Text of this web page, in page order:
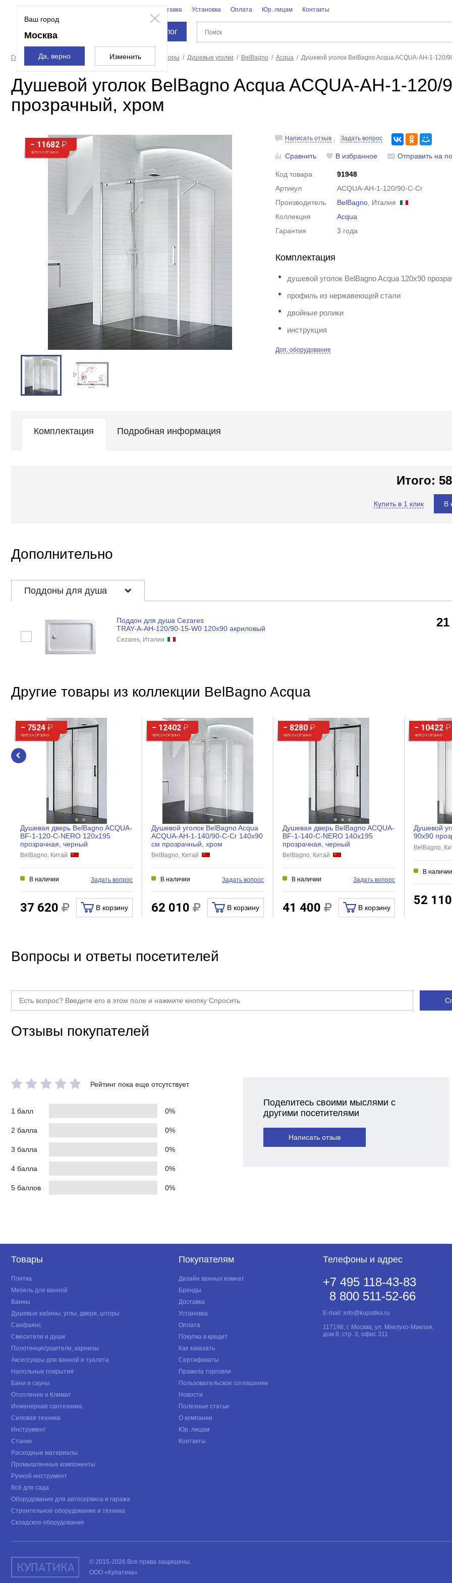
Ваш город
Москва
Да, верно Изменить
Доставка Установка Оплата Юр. лицам Контакты
Каталог
Главная страница Душевые кабины, углы, двери, шторы Душевые уголки BelBagno Acqua Душевой уголок BelBagno Acqua ACQUA-AH-1-
Душевой уголок BelBagno Acqua ACQUA-AH-1-120/
прозрачный, хром
− 11682 ₽
ЧЕРЕЗ КОРЗИНУ
Написать отзыв Задать вопрос
Сравнить В избранное Отправить на
Код товара
91948
Артикул
ACQUA-AH-1-120/90-C-Cr
Производитель
BelBagno , Италия
Коллекция
Acqua
Гарантия
3 года
Комплектация
душевой уголок BelBagno Acqua 120x90
профиль из нержавеющей стали
двойные ролики
инструкция
Доп. оборудование
Комплектация Подробная информация
Итого:
Купить в 1 клик В
Дополнительно
Поддоны для душа
Поддон для душа Cezares
TRAY-A-AH-120/90-15-W0 120x90 акриловый
Cezares, Италия
Другие товары из коллекции BelBagno Acqua
− 7524 ₽
ЧЕРЕЗ КОРЗИНУ
Душевая дверь BelBagno ACQUA-
BF-1-120-C-NERO 120x195
прозрачная, черный
BelBagno, Китай
В наличии Задать вопрос
37 620 В корзину
− 12402 ₽
ЧЕРЕЗ КОРЗИНУ
Душевой уголок BelBagno Acqua
ACQUA-AH-1-140/90-C-Cr 140x90
см прозрачный, хром
BelBagno, Китай
В наличии Задать вопрос
62 010 В корзину
− 8280 ₽
ЧЕРЕЗ КОРЗИНУ
Душевая дверь BelBagno ACQUA-
BF-1-140-C-NERO 140x195
прозрачная, черный
BelBagno, Китай
В наличии Задать вопрос
41 400 В корзину
− 10422 ₽
ЧЕРЕЗ КОРЗИНУ
Душевой
90x90
BelBagno,
В наличии
52 110
Вопросы и ответы посетителей
Отзывы покупателей
Рейтинг пока еще отсутствует
1 балл 0%
2 балла 0%
3 балла 0%
4 балла 0%
5 баллов 0%
Поделитесь своими мыслями с
другими посетителями
Написать отзыв
Товары
Плитка
Мебель для ванной
Ванны
Душевые кабины, углы, двери, шторы
Санфаянс
Смесители и души
Полотенцесушители, карнизы
Аксессуары для ванной и туалета
Напольные покрытия
Бани и сауны
Отопление и Климат
Инженерная сантехника
Силовая техника
Инструмент
Станки
Расходные материалы
Промышленные компоненты
Ручной инструмент
Всё для сада
Оборудование для автосервиса и гаража
Строительное оборудование и техника
Складское оборудование
Покупателям
Дизайн ванных комнат
Бренды
Доставка
Установка
Оплата
Покупка в кредит
Как заказать
Сертификаты
Правила торговли
Пользовательское соглашение
Новости
Полезные статьи
О компании
Юр. лицам
Контакты
Телефоны и адрес
+7 495 118-43-83
8 800 511-52-66
E-mail: info@kupatika.ru
117198, г. Москва, ул. Миклухо-Маклая,
дом 8, стр. 3, офис 311
© 2015-2026 Все права защищены.
ООО «Купатика»